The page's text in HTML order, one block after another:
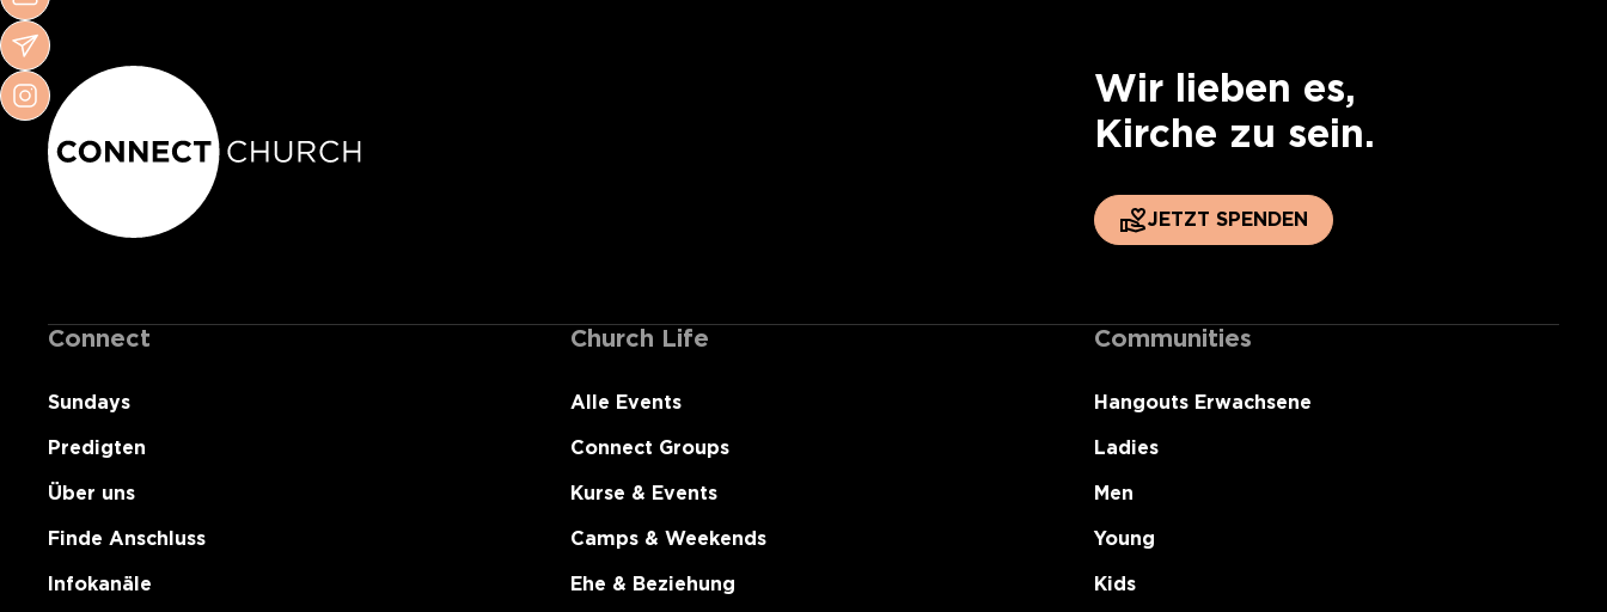
Wir lieben es,
Kirche zu sein.
JETZT SPENDEN
Connect
Sundays
Predigten
Über uns
Finde Anschluss
Infokanäle
Church Life
Alle Events
Connect Groups
Kurse & Events
Camps & Weekends
Ehe & Beziehung
Communities
Hangouts Erwachsene
Ladies
Men
Young
Kids